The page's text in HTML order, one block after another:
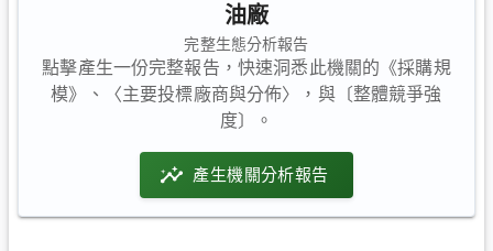
油廠
完整生態分析報告
點擊產生一份完整報告，快速洞悉此機關的《採購規
模》、〈主要投標廠商與分佈〉，與〔整體競爭強
度〕。
產生機關分析報告